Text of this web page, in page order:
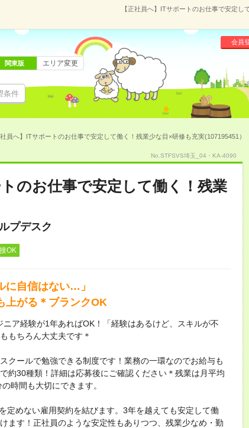
【正社員へ】ITサポートのお仕事で安定し
条件
会員
関東版 エリア変更
員へ】ITサポートのお仕事で安定して働く！残業少な目×研修も充実(107195451）
No.STFSVS埼玉_04・KA-4090
トのお仕事で安定して働く！残業
プデスク
OK
に自信はない…」
上がる＊ブランクOK
ニア経験が1年あればOK！「経験はあるけど、スキルが不
もちろん大丈夫です＊
クールで勉強できる制度です！業務の一環なのでお給与も
約30種類！詳細は応募後にご確認ください＊残業は月平均
時間も大切にできます。
定めない雇用契約を結びます。3年を越えても安定して働
ます！正社員のような安定性もありつつ、残業少なめ・勤